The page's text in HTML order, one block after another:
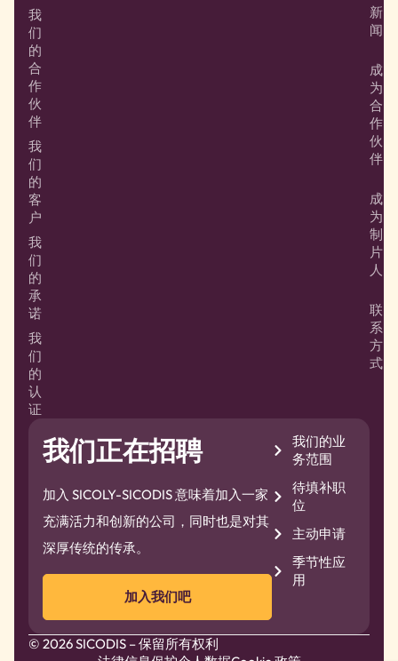
我
们
的
合
作
伙
伴
我
们
的
客
户
我
们
的
承
诺
我
们
的
认
证
新
闻
成
为
合
作
伙
伴
成
为
制
片
人
联
系
方
式
我们正在招聘
加入 SICOLY-SICODIS 意味着加入一家
充满活力和创新的公司，同时也是对其
深厚传统的传承。
加入我们吧
我们的业
务范围
待填补职
位
主动申请
季节性应
用
© 2026 SICODIS – 保留所有权利